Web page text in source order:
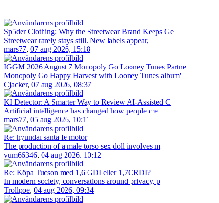
Sp5der Clothing: Why the Streetwear Brand Keeps Ge
Streetwear rarely stays still. New labels appear,
mars77, 07 aug 2026, 15:18
IGGM 2026 August 7 Monopoly Go Looney Tunes Partne
Monopoly Go Happy Harvest with Looney Tunes album'
Cjacker, 07 aug 2026, 08:37
KI Detector: A Smarter Way to Review AI-Assisted C
Artificial intelligence has changed how people cre
mars77, 05 aug 2026, 10:11
Re: hyundai santa fe motor
The production of a male torso sex doll involves m
vum66346, 04 aug 2026, 10:12
Re: Köpa Tucson med 1,6 GDI eller 1,7CRDI?
In modern society, conversations around privacy, p
Trollpoe, 04 aug 2026, 09:34